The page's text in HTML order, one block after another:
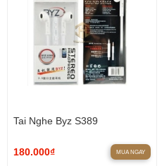
Tai Nghe Byz S389
180.000₫ MUA NGAY